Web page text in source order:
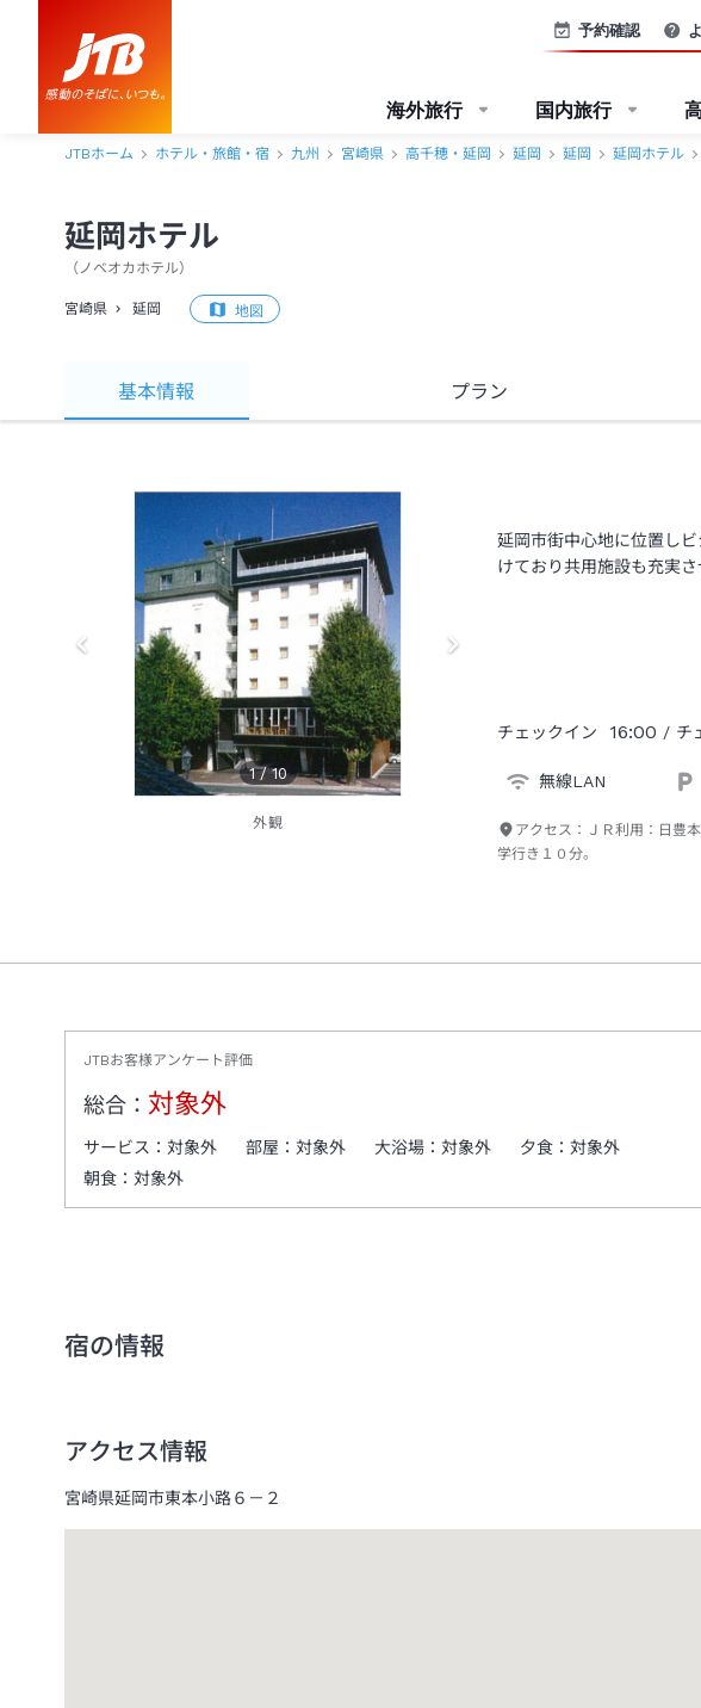
予約確認
海外旅行 国内旅行
JTBホーム ホテル・旅館・宿 九州 宮崎県 高千穂・延岡 延岡 延岡 延岡ホテル
延岡ホテル
（ ノベオカホテル）
宮崎県 延岡 地図
基本情報 プラン
1 /10
外観
延岡市街中心地に位置し
けており共用施設も充実さ
チェックイン 16:00 / チ
無線LAN
アクセス： ＪＲ利用：日豊
学行き１０分。
JTBお客様アンケート評価
総合： 対象外
サービス： 対象外 部屋： 対象外 大浴場： 対象外 夕食： 対象外
朝食： 対象外
宿の情報
アクセス情報
宮崎県延岡市東本小路６－２